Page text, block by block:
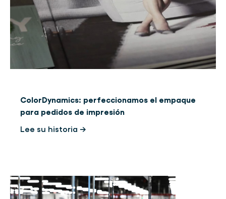
ColorDynamics: perfeccionamos el empaque
para pedidos de impresión
Lee su historia →